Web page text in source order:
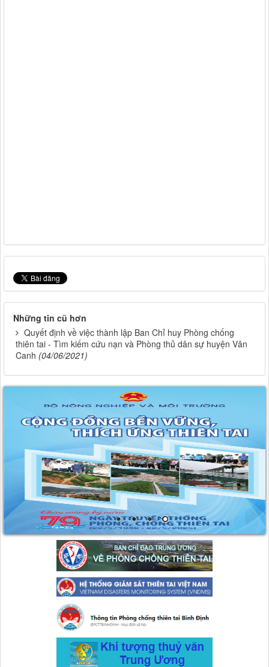
Những tin cũ hơn
Quyết định về việc thành lập Ban Chỉ huy Phòng chống
thiên tai - Tìm kiếm cứu nạn và Phòng thủ dân sự huyện Vân
Canh (04/06/2021)